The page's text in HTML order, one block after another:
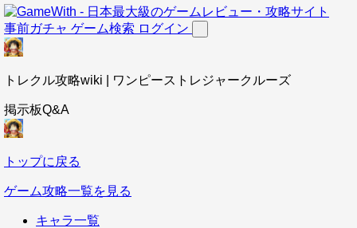
事前ガチャ ゲーム検索 ログイン
トレクル攻略wiki | ワンピーストレジャークルーズ
掲示板Q&A
トップに戻る
ゲーム攻略一覧を見る
キャラ一覧